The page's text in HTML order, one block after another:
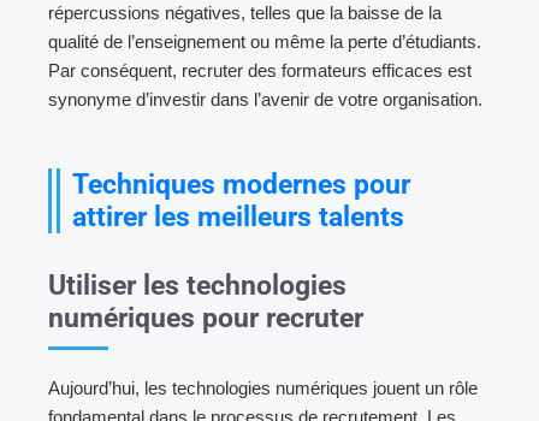
répercussions négatives, telles que la baisse de la
qualité de l’enseignement ou même la perte d’étudiants.
Par conséquent, recruter des formateurs efficaces est
synonyme d’investir dans l’avenir de votre organisation.
Techniques modernes pour
attirer les meilleurs talents
Utiliser les technologies
numériques pour recruter
Aujourd’hui, les technologies numériques jouent un rôle
fondamental dans le processus de recrutement. Les